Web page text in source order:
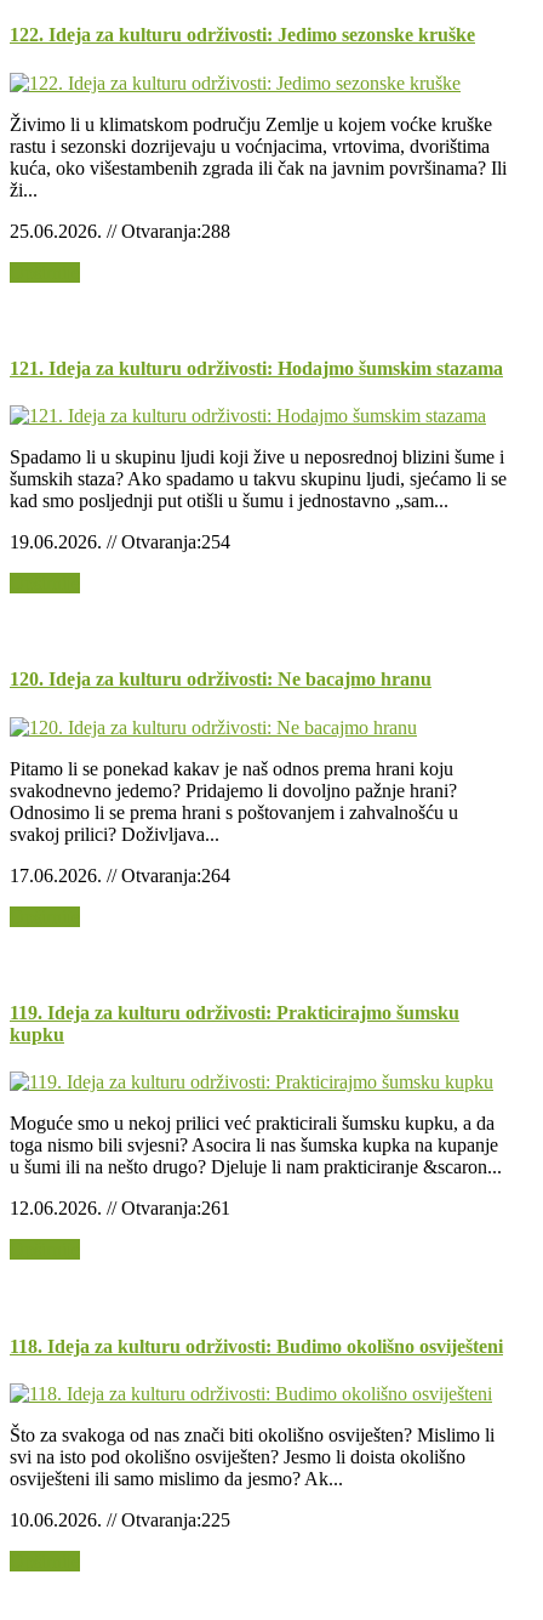
122. Ideja za kulturu održivosti: Jedimo sezonske kruške
Živimo li u klimatskom području Zemlje u kojem voćke kruške
rastu i sezonski dozrijevaju u voćnjacima, vrtovima, dvorištima
kuća, oko višestambenih zgrada ili čak na javnim površinama? Ili
ži...
25.06.2026. // Otvaranja:288
121. Ideja za kulturu održivosti: Hodajmo šumskim stazama
Spadamo li u skupinu ljudi koji žive u neposrednoj blizini šume i
šumskih staza? Ako spadamo u takvu skupinu ljudi, sjećamo li se
kad smo posljednji put otišli u šumu i jednostavno „sam...
19.06.2026. // Otvaranja:254
120. Ideja za kulturu održivosti: Ne bacajmo hranu
Pitamo li se ponekad kakav je naš odnos prema hrani koju
svakodnevno jedemo? Pridajemo li dovoljno pažnje hrani?
Odnosimo li se prema hrani s poštovanjem i zahvalnošću u
svakoj prilici? Doživljava...
17.06.2026. // Otvaranja:264
119. Ideja za kulturu održivosti: Prakticirajmo šumsku
kupku
Moguće smo u nekoj prilici već prakticirali šumsku kupku, a da
toga nismo bili svjesni? Asocira li nas šumska kupka na kupanje
u šumi ili na nešto drugo? Djeluje li nam prakticiranje &scaron...
12.06.2026. // Otvaranja:261
118. Ideja za kulturu održivosti: Budimo okolišno osviješteni
Što za svakoga od nas znači biti okolišno osviješten? Mislimo li
svi na isto pod okolišno osviješten? Jesmo li doista okolišno
osviješteni ili samo mislimo da jesmo? Ak...
10.06.2026. // Otvaranja:225